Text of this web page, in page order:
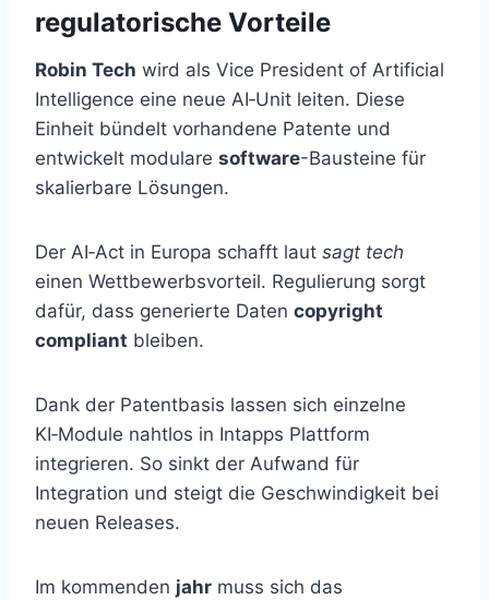
regulatorische Vorteile
Robin Tech wird als Vice President of Artificial
Intelligence eine neue AI‑Unit leiten. Diese
Einheit bündelt vorhandene Patente und
entwickelt modulare software-Bausteine für
skalierbare Lösungen.
Der AI‑Act in Europa schafft laut sagt tech
einen Wettbewerbsvorteil. Regulierung sorgt
dafür, dass generierte Daten copyright
compliant bleiben.
Dank der Patentbasis lassen sich einzelne
KI‑Module nahtlos in Intapps Plattform
integrieren. So sinkt der Aufwand für
Integration und steigt die Geschwindigkeit bei
neuen Releases.
Im kommenden jahr muss sich das